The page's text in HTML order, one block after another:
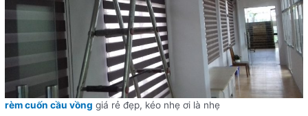
rèm cuốn cầu vồng giá rẻ đẹp, kéo nhẹ ơi là nhẹ